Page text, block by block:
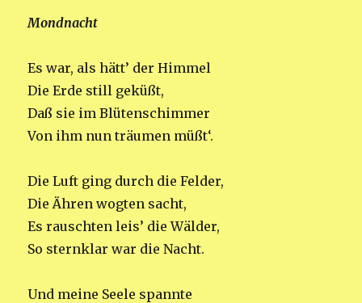
Mondnacht
Es war, als hätt’ der Himmel
Die Erde still geküßt,
Daß sie im Blütenschimmer
Von ihm nun träumen müßt‘.
Die Luft ging durch die Felder,
Die Ähren wogten sacht,
Es rauschten leis’ die Wälder,
So sternklar war die Nacht.
Und meine Seele spannte